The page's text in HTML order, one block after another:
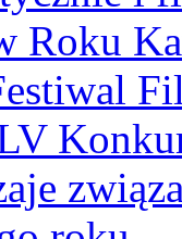
Roku